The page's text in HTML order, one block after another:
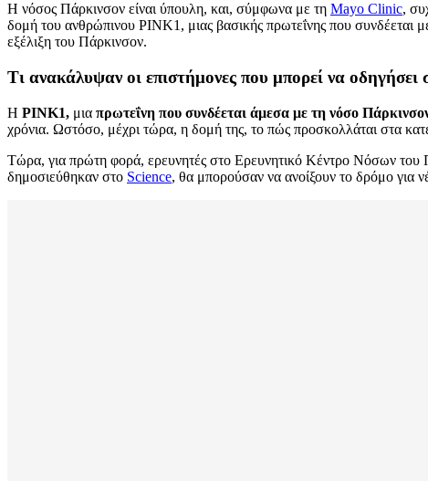
Η νόσος Πάρκινσον είναι ύπουλη, και, σύμφωνα με τη Mayo Clinic,
δομή του ανθρώπινου PINK1, μιας βασικής πρωτεΐνης που
εξέλιξη του Πάρκινσον.
Τι ανακάλυψαν οι επιστήμονες που μπορεί να
Η PINK1, μια πρωτεΐνη που συνδέεται άμεσα με τη νόσο
χρόνια. Ωστόσο, μέχρι τώρα, η δομή της, το πώς προσκολλάται στα
Τώρα, για πρώτη φορά, ερευνητές στο Ερευνητικό Κέντρο Νόσων
δημοσιεύθηκαν στο Science, θα μπορούσαν να ανοίξουν το δρόμο για